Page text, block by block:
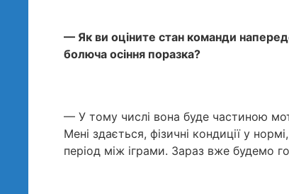
— Як ви оціните стан команди
болюча осіння поразка?
— У тому числі вона буде частиною
Мені здається, фізичні кондиції у
період між іграми. Зараз вже будемо